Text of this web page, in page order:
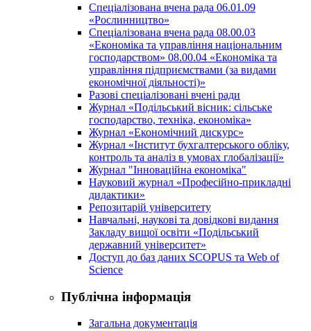
Спеціалізована вчена рада 06.01.09
«Рослинництво»
Спеціалізована вчена рада 08.00.03
«Економіка та управління національним
господарством» 08.00.04 «Економіка та
управління підприємствами (за видами
економічної діяльності)»
Разові спеціалізовані вчені ради
Журнал «Подільський вісник: сільське
господарство, техніка, економіка»
Журнал «Економічний дискурс»
Журнал «Інститут бухгалтерського обліку,
контроль та аналіз в умовах глобалізації»
Журнал "Інноваційна економіка"
Науковий журнал «Професійно-прикладні
дидактики»
Репозитарій університету
Навчальні, наукові та довідкові видання
Закладу вищої освіти «Подільський
державний університет»
Доступ до баз даних SCOPUS та Web of
Science
Публічна інформація
Загальна документація